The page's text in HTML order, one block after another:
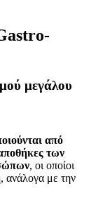
μεγάλου
από
των
, οι οποίοι
, ανάλογα με την